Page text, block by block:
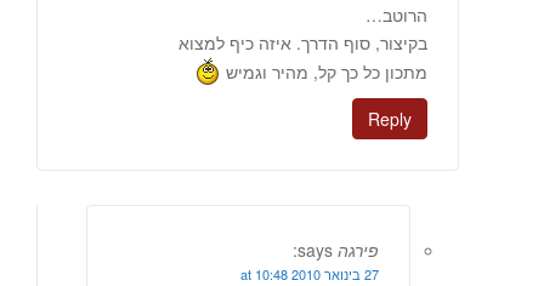
הרוטב…
בקיצור, סוף הדרך. איזה כיף למצוא
מתכון כל כך קל, מהיר וגמיש
Reply
פירגה says:
27 בינואר 2010 at 10:48